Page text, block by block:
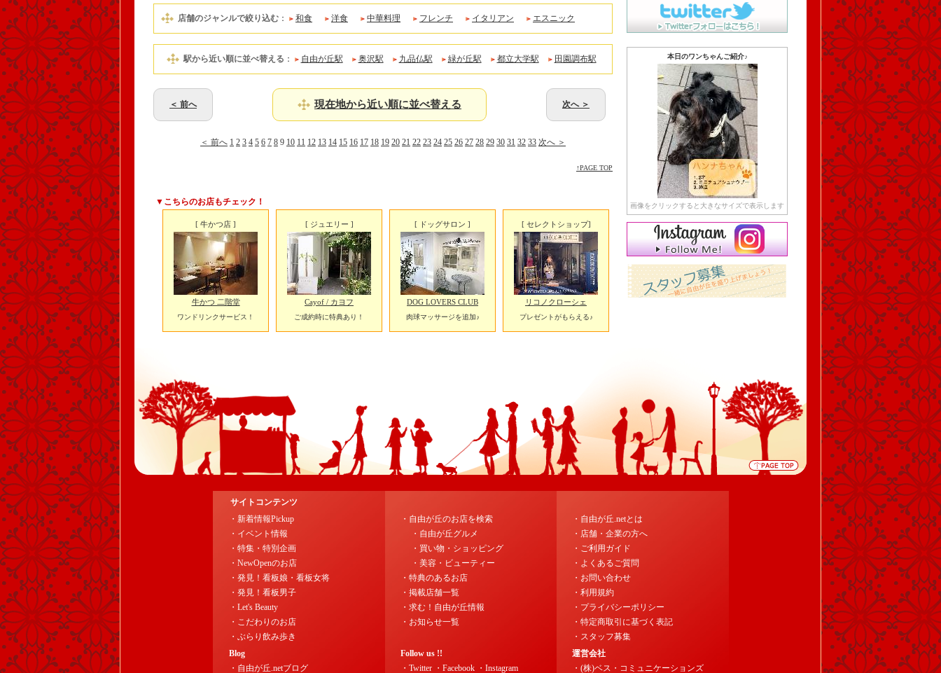
店舗のジャンルで絞り込む ： 和食 洋食 中華料理 フレンチ イタリアン エスニック
駅から近い順に並べ替える ： 自由が丘駅 奥沢駅 九品仏駅 緑が丘駅 都立大学駅 田園調布駅
＜ 前へ 現在地から近い順に並べ替える 次へ ＞
＜ 前へ 1 2 3 4 5 6 7 8 9 10 11 12 13 14 15 16 17 18 19 20 21 22 23 24 25 26 27 28 29 30 31 32 33 次へ ＞
↑PAGE TOP
▼こちらのお店もチェック！
[ 牛かつ店 ]
牛かつ 二階堂
ワンドリンクサービス！
[ ジュエリー ]
Cayof / カヨフ
ご成約時に特典あり！
[ ドッグサロン ]
DOG LOVERS CLUB
肉球マッサージを追加♪
[ セレクトショップ]
リコノクローシェ
プレゼントがもらえる♪
本日のワンちゃんご紹介♪
画像をクリックすると大きなサイズで表示します
サイトコンテンツ
・新着情報Pickup
・イベント情報
・特集・特別企画
・NewOpenのお店
・発見！看板娘・看板女将
・発見！看板男子
・Let's Beauty
・こだわりのお店
・ぶらり飲み歩き
Blog
・自由が丘.netブログ
・自由が丘のお店を検索
・自由が丘グルメ
・買い物・ショッピング
・美容・ビューティー
・特典のあるお店
・掲載店舗一覧
・求む！自由が丘情報
・お知らせ一覧
Follow us !!
・Twitter
・Facebook ・Instagram
・自由が丘.netとは
・店舗・企業の方へ
・ご利用ガイド
・よくあるご質問
・お問い合わせ
・利用規約
・プライバシーポリシー
・特定商取引に基づく表記
・スタッフ募集
運営会社
・(株)ベス・コミュニケーションズ